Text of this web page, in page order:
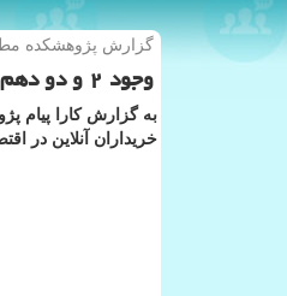
گزارش پژوهشكده
وجود ۲ و دو دهم میلیارد مصرف كننده آنلاین دردنیا
به گزارش كارا پیام
خریداران آنلاین در